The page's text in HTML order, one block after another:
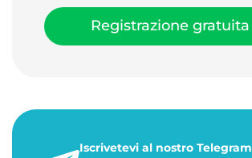
Registrazione gratuita
Iscrivetevi al nostro Telegram